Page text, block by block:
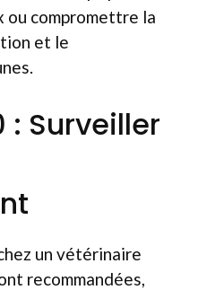
ou compromettre la
et le
: Surveiller
un vétérinaire
recommandées,